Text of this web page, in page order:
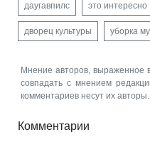
даугавпилс это интересно
дворец культуры уборка
Мнение авторов, выраженное
совпадать с мнением
комментариев несут их авторы.
Комментарии